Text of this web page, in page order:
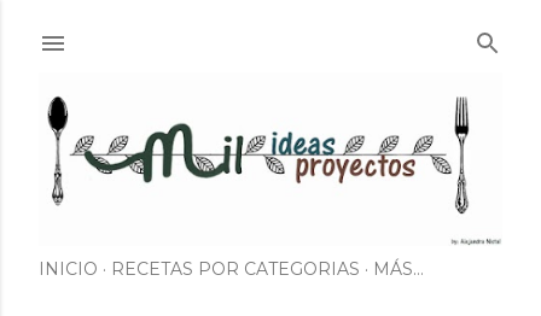
INICIO RECETAS POR CATEGORIAS MÁS…